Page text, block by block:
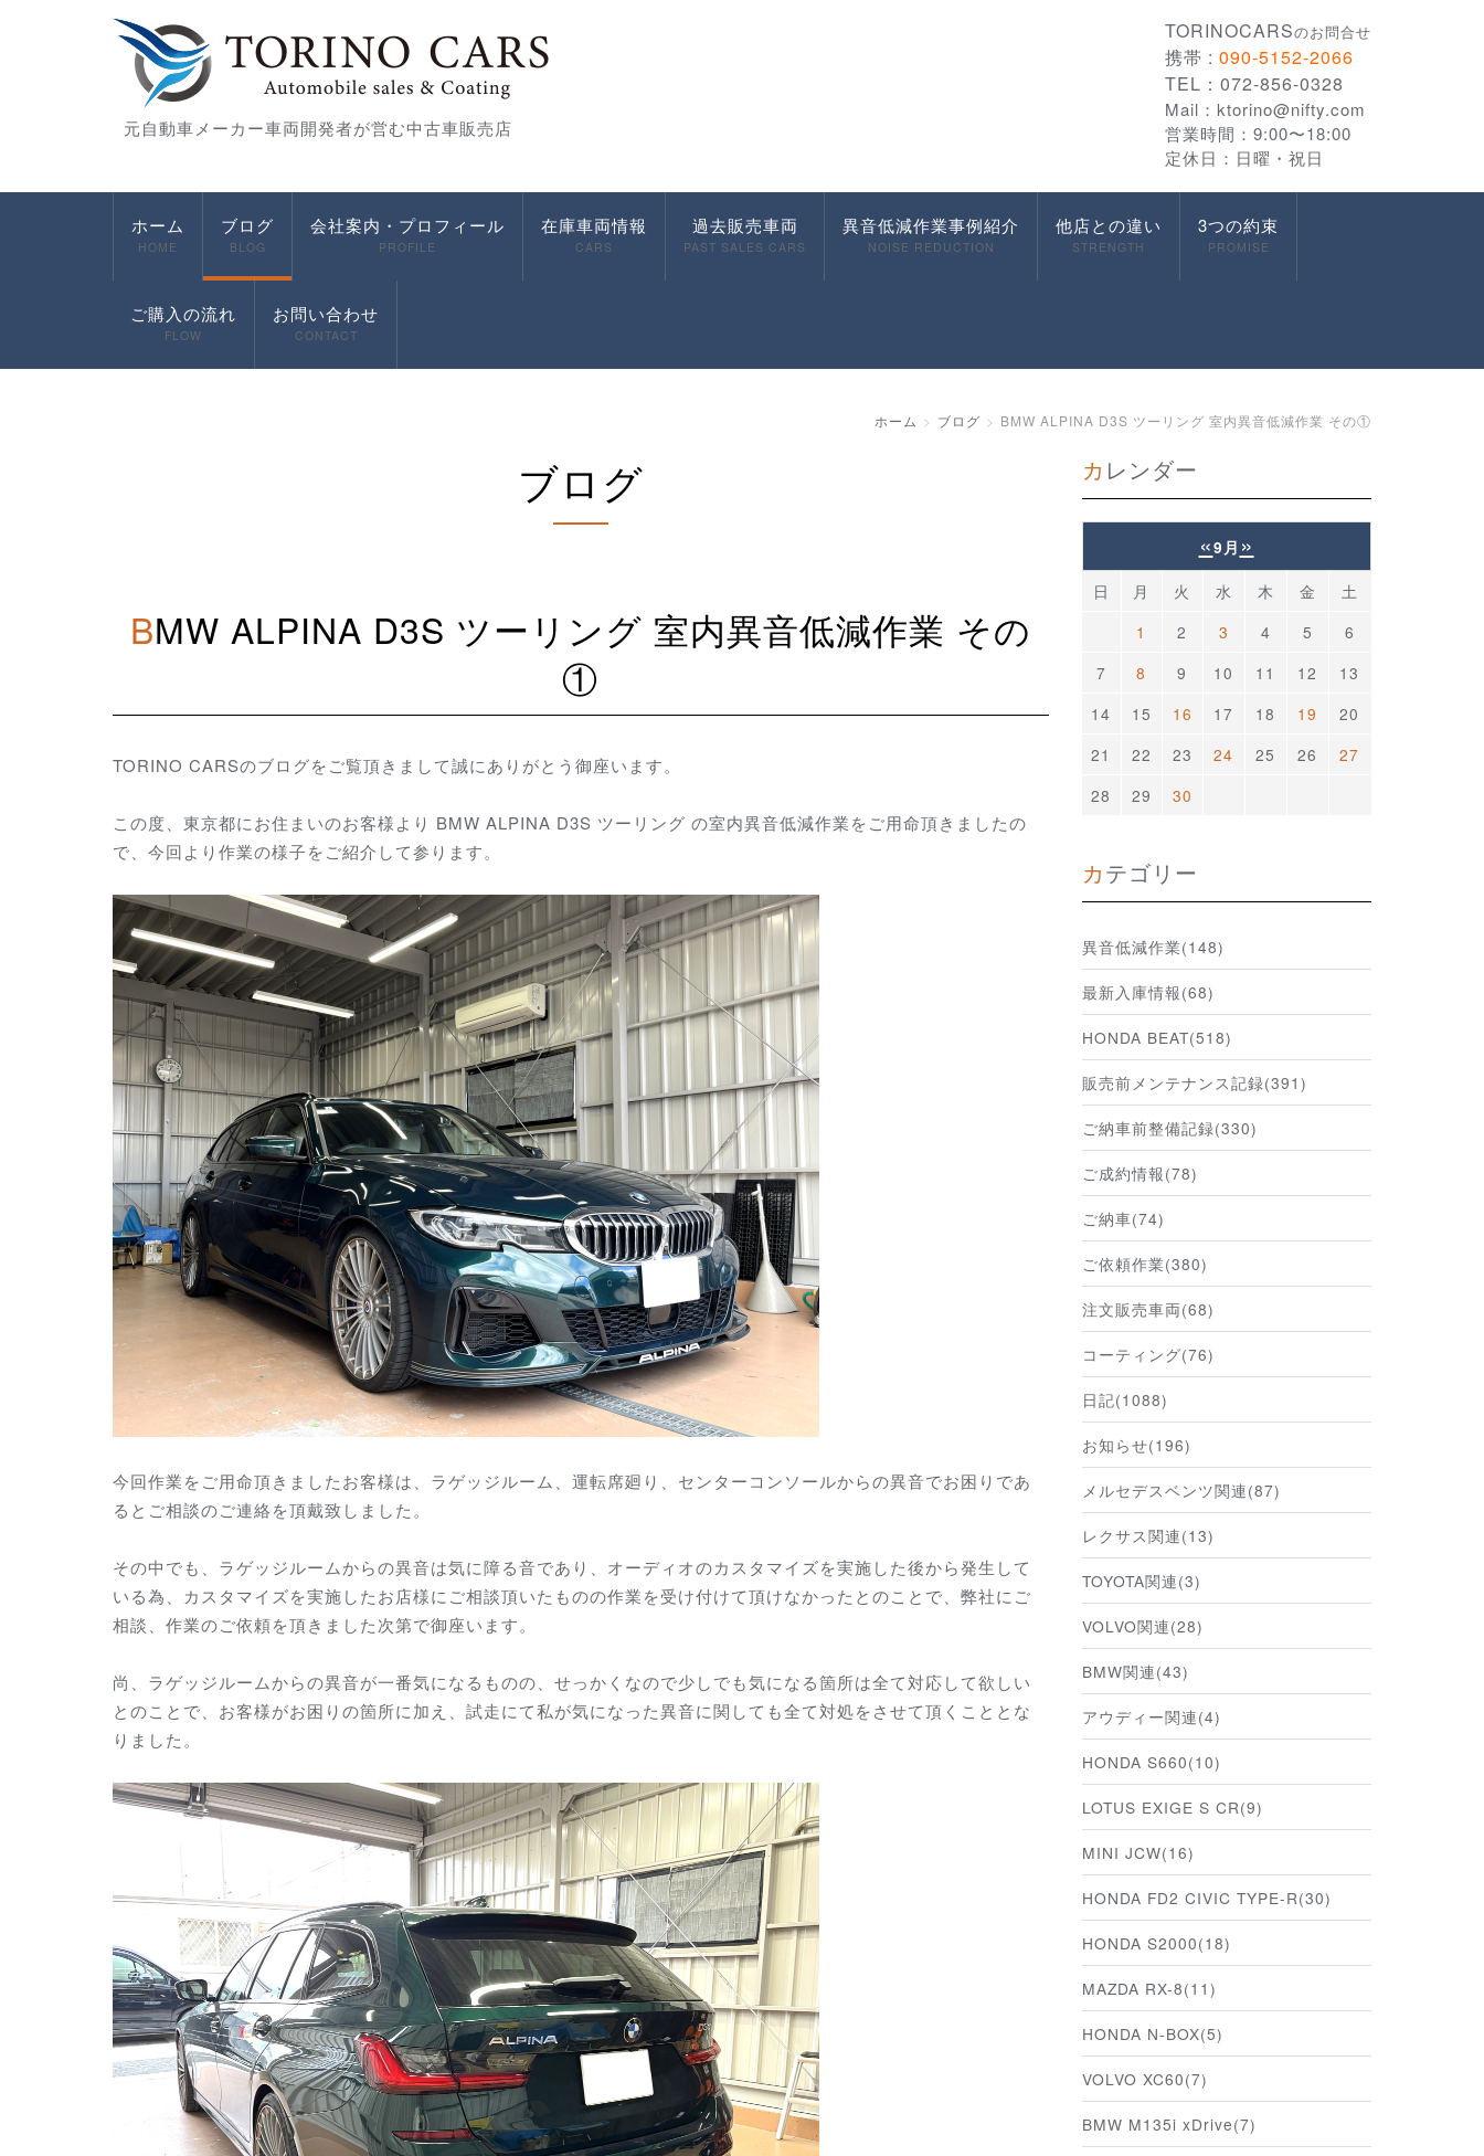
元自動車メーカー車両開発者が営む中古車販売店
TORINOCARSのお問合せ
携帯 : 090-5152-2066
TEL：072-856-0328
Mail： ktorino@nifty.com
営業時間：9:00〜18:00
定休日：日曜・祝日
ホーム
HOME
ブログ
BLOG
会社案内・プロフィール
PROFILE
在庫車両情報
CARS
過去販売車両
PAST SALES CARS
異音低減作業事例紹介
NOISE REDUCTION
他店との違い
STRENGTH
3つの約束
PROMISE
ご購入の流れ
FLOW
お問い合わせ
CONTACT
ホーム ブログ BMW ALPINA D3S ツーリング 室内異音低減作業 その①
ブログ
BMW ALPINA D3S ツーリング 室内異音低減作業 その
①
TORINO CARSのブログをご覧頂きまして誠にありがとう御座います。
この度、東京都にお住まいのお客様より BMW ALPINA D3S ツーリング の室内異音低減作業をご用命頂きましたの
で、今回より作業の様子をご紹介して参ります。
今回作業をご用命頂きましたお客様は、 ラゲッジルーム、運転席廻り、センターコンソールからの異音でお困りであ
るとご相談のご連絡を頂戴致しました。
その中でも、ラゲッジルームからの異音は気に障る音であり、オーディオのカスタマイズを実施した後から発生して
いる為、カスタマイズを実施したお店様にご相談頂いたものの作業を受け付けて頂けなかったとのことで、弊社にご
相談、作業のご依頼を頂きました次第で御座います。
尚、ラゲッジルームからの異音が一番気になるものの、せっかくなので少しでも気になる箇所は全て対応して欲しい
とのことで、お客様がお困りの箇所に加え、試走にて私が気になった異音に関しても全て対処をさせて頂くこととな
りました。
カレンダー
«9月 »
日 月 火 水 木 金
土
1
2 3 4 5
6
7
8 9 10 11 12
13
14
15 16 17 18 19
20
21
22 23 24 25 26
27
28
29 30
カテゴリー
異音低減作業(148)
最新入庫情報(68)
HONDA BEAT(518)
販売前メンテナンス記録(391)
ご納車前整備記録(330)
ご成約情報(78)
ご納車(74)
ご依頼作業(380)
注文販売車両(68)
コーティング(76)
日記(1088)
お知らせ(196)
メルセデスベンツ関連(87)
レクサス関連(13)
TOYOTA関連(3)
VOLVO関連(28)
BMW関連(43)
アウディー関連(4)
HONDA S660(10)
LOTUS EXIGE S CR(9)
MINI JCW(16)
HONDA FD2 CIVIC TYPE-R(30)
HONDA S2000(18)
MAZDA RX-8(11)
HONDA N-BOX(5)
VOLVO XC60(7)
BMW M135i xDrive(7)